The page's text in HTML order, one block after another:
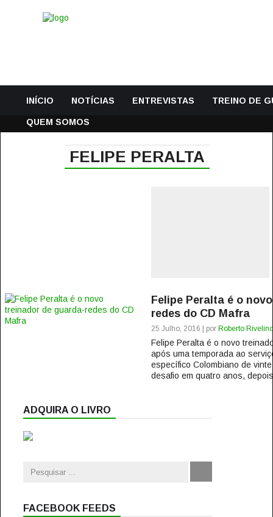
INÍCIO NOTÍCIAS ENTREVISTAS TREINO DE
QUEM SOMOS
FELIPE PERALTA
Felipe Peralta é o
redes do CD Mafra
25 Julho, 2016 | por Roberto Rivelino
Felipe Peralta é o novo
após uma temporada ao
específico Colombiano de
desafio em quatro anos,
ADQUIRA O LIVRO
FACEBOOK FEEDS